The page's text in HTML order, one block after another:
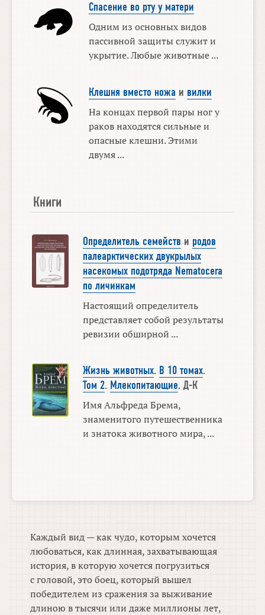
Спасение во рту у матери
Одним из основных видов
пассивной защиты служит и
укрытие. Любые животные ...
Клешня вместо ножа и вилки
На концах первой пары ног у
раков находятся сильные и
опасные клешни. Этими
двумя ...
Книги
Определитель семейств и родов
палеарктических двукрылых
насекомых подотряда Nematocera
по личинкам
Настоящий определитель
представляет собой результаты
ревизии обширной ...
Жизнь животных. В 10 томах.
Том 2. Млекопитающие. Д-К
Имя Альфреда Брема,
знаменитого путешественника
и знатока животного мира, ...
Каждый вид — как чудо, которым хочется
любоваться, как длинная, захватывающая
история, в которую хочется погрузиться
с головой, это боец, который вышел
победителем из сражения за выживание
длиною в тысячи или даже миллионы лет,